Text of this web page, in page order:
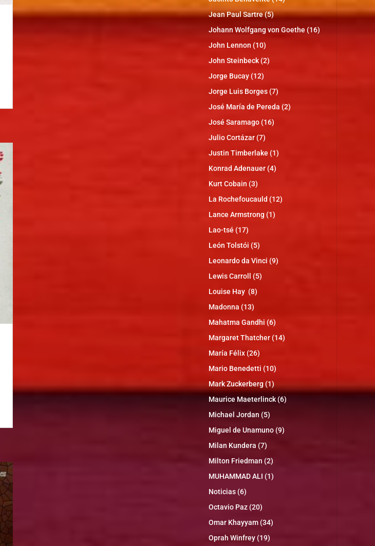
Jean Paul Sartre(5)
Johann Wolfgang von Goethe (16)
John Lennon (10)
John Steinbeck(2)
Jorge Bucay (12)
Jorge Luis Borges(7)
José María de Pereda (2)
José Saramago (16)
Julio Cortázar (7)
Justin Timberlake (1)
Konrad Adenauer (4)
Kurt Cobain (3)
La Rochefoucauld (12)
Lance Armstrong (1)
Lao-tsé (17)
León Tolstói (5)
Leonardo da Vinci (9)
Lewis Carroll
(5)
Louise Hay (8)
Madonna (13)
Mahatma Gandhi (6)
Margaret Thatcher(14)
María Félix (26)
Mario Benedetti (10)
Mark Zuckerberg (1)
Maurice Maeterlinck(6)
Michael Jordan (5)
Miguel de Unamuno (9)
Milan Kundera (7)
Milton Friedman (2)
MUHAMMAD ALI (1)
Noticias (6)
Octavio Paz (20)
Omar Khayyam (34)
Oprah Winfrey (19)